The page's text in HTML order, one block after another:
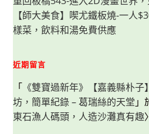
助
吧，
火
鍋
第
多
集
團
超
人
【師大美食】喫尤鐵板燒-一人
樣菜，飲料和湯免費供應
近期留言
「 《雙寶過新年》【嘉義縣朴
坊，簡單紀錄 – 葛瑞絲的天堂 」
東石漁人碼頭，人造沙灘真有趣